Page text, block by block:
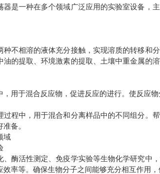
器是一种在多个领域广泛应用的实验室设备，
种不相溶的液体充分接触，实现溶质的转移和
油的提取、环境激素的提取、土壤中重金属的
，用于混合反应物，促进反应的进行。使反应
过程中，用于混合和分离样品中的不同组分。
备。
域
、酶活性测定、免疫学实验等生物化学研究中
效率等。确保生物分子之间能够充分相互作用，